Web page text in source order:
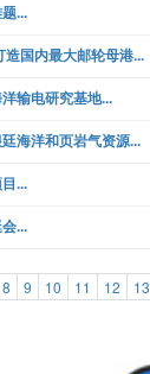
...
国内最大邮轮母港...
输电研究基地...
海洋和页岩气资源...
...
...
8 9 10 11 12 13